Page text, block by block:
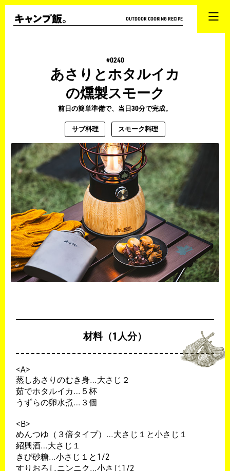
OUTDOOR COOKING RECIPE
#0240
あさりとホタルイカ
の燻製スモーク
前日の簡単準備で、当日30分で完成。
サブ料理 スモーク料理
材料（1人分）
<A>
蒸しあさりのむき身…大さじ２
茹でホタルイカ…５杯
うずらの卵水煮…３個
<B>
めんつゆ（３倍タイプ）…大さじ１と小さじ１
紹興酒…大さじ１
きび砂糖…小さじ１と1/2
すりおろしニンニク…小さじ1/2